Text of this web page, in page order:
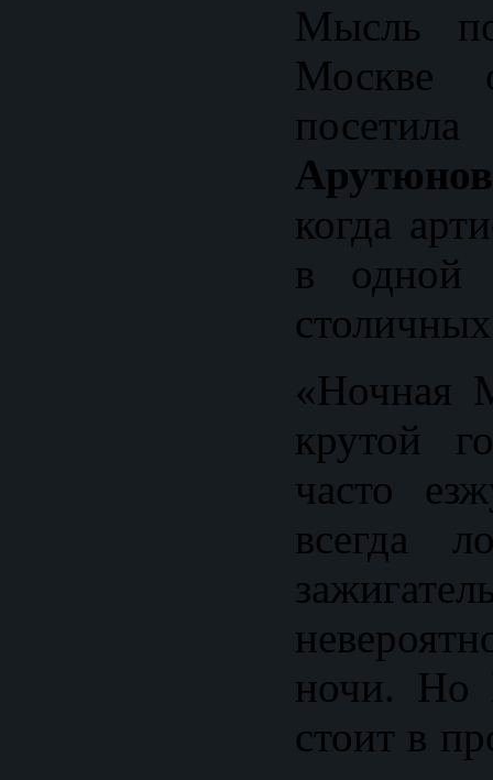
Мысль
Москве
когда
в одной
«Ночная
крутой
часто
всегда
ночи. Но
стоит в